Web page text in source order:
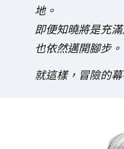
地。
即便知曉將是充
也依然邁開腳步。
就這樣，冒險的